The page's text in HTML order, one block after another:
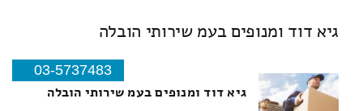
גיא דוד ומנופים בעמ שירותי הובלה
03-5737483
גיא דוד ומנופים בעמ שירותי הובלה